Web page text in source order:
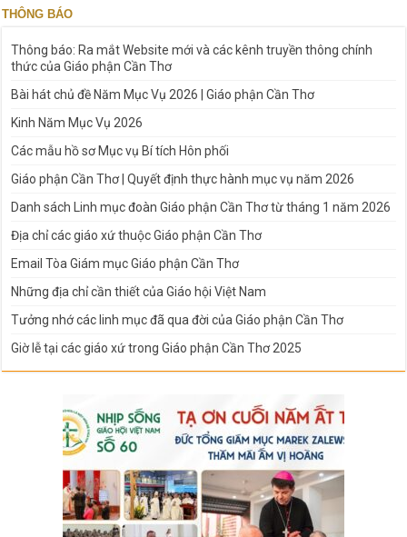
THÔNG BÁO
Thông báo: Ra mắt Website mới và các kênh truyền thông chính
thức của Giáo phận Cần Thơ
Bài hát chủ đề Năm Mục Vụ 2026 | Giáo phận Cần Thơ
Kinh Năm Mục Vụ 2026
Các mẫu hồ sơ Mục vụ Bí tích Hôn phối
Giáo phận Cần Thơ | Quyết định thực hành mục vụ năm 2026
Danh sách Linh mục đoàn Giáo phận Cần Thơ từ tháng 1 năm 2026
Địa chỉ các giáo xứ thuộc Giáo phận Cần Thơ
Email Tòa Giám mục Giáo phận Cần Thơ
Những địa chỉ cần thiết của Giáo hội Việt Nam
Tưởng nhớ các linh mục đã qua đời của Giáo phận Cần Thơ
Giờ lễ tại các giáo xứ trong Giáo phận Cần Thơ 2025